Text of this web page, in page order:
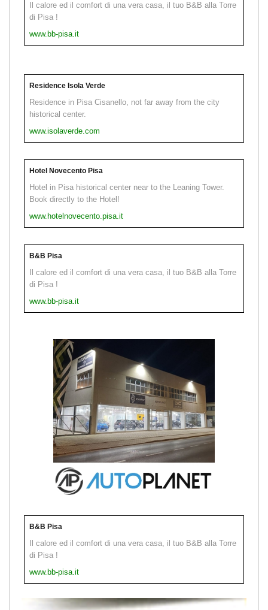
Il calore ed il comfort di una vera casa, il tuo B&B alla Torre
di Pisa !
www.bb-pisa.it
Residence Isola Verde
Residence in Pisa Cisanello, not far away from the city
historical center.
www.isolaverde.com
Hotel Novecento Pisa
Hotel in Pisa historical center near to the Leaning Tower.
Book directly to the Hotel!
www.hotelnovecento.pisa.it
B&B Pisa
Il calore ed il comfort di una vera casa, il tuo B&B alla Torre
di Pisa !
www.bb-pisa.it
B&B Pisa
Il calore ed il comfort di una vera casa, il tuo B&B alla Torre
di Pisa !
www.bb-pisa.it